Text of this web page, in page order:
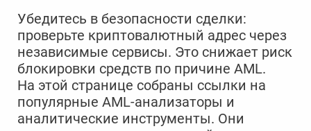
Убедитесь в безопасности сделки:
проверьте криптовалютный адрес через
независимые сервисы. Это снижает риск
блокировки средств по причине AML.
На этой странице собраны ссылки на
популярные AML-анализаторы и
аналитические инструменты. Они